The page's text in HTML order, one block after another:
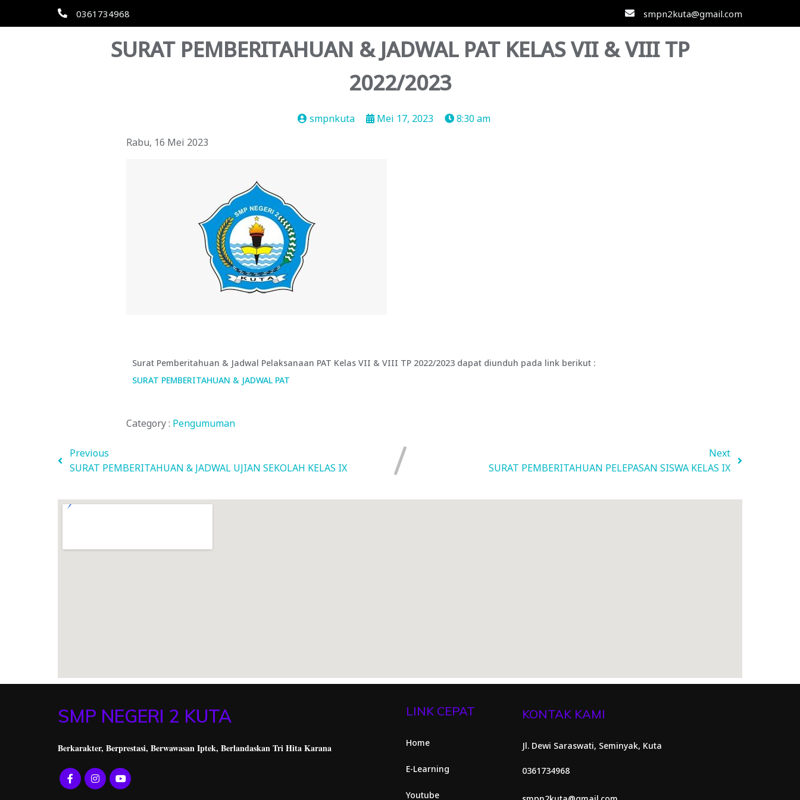
0361734968 smpn2kuta@gmail.com
SURAT PEMBERITAHUAN & JADWAL PAT KELAS VII & VIII TP
2022/2023
smpnkuta Mei 17, 2023
8:30 am
Rabu, 16 Mei 2023
Surat Pemberitahuan & Jadwal Pelaksanaan PAT Kelas VII & VIII TP 2022/2023 dapat diunduh pada link berikut :
SURAT PEMBERITAHUAN & JADWAL PAT
Category : Pengumuman
Previous
SURAT PEMBERITAHUAN & JADWAL UJIAN SEKOLAH KELAS IX
Next
SURAT PEMBERITAHUAN PELEPASAN SISWA KELAS IX
SMP NEGERI 2 KUTA
Berkarakter, Berprestasi, Berwawasan Iptek, Berlandaskan Tri HitaKarana
LINK CEPAT
Home
E-Learning
Youtube
KONTAK KAMI
Jl. Dewi Saraswati, Seminyak, Kuta
0361734968